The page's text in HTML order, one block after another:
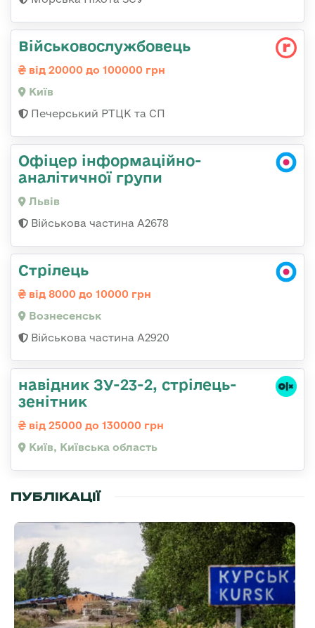
Військовослужбовець
від 20000 до 100000 грн
Київ
Печерський РТЦК та СП
Офіцер інформаційно-
аналітичної групи
Львів
Військова частина А2678
Стрілець
від 8000 до 10000 грн
Вознесенськ
Військова частина А2920
навідник ЗУ-23-2, стрілець-
зенітник
від 25000 до 130000 грн
Київ, Київська область
ПУБЛІКАЦІЇ